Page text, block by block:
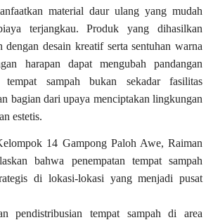
material daur ulang yang mudah
terjangkau. Produk yang dihasilkan
dengan desain kreatif serta sentuhan warna
harapan dapat mengubah pandangan
tempat sampah bukan sekadar fasilitas
bagian dari upaya menciptakan lingkungan
estetis.
14 Gampong Paloh Awe, Raiman
bahwa penempatan tempat sampah
di lokasi-lokasi yang menjadi pusat
pendistribusian tempat sampah di area